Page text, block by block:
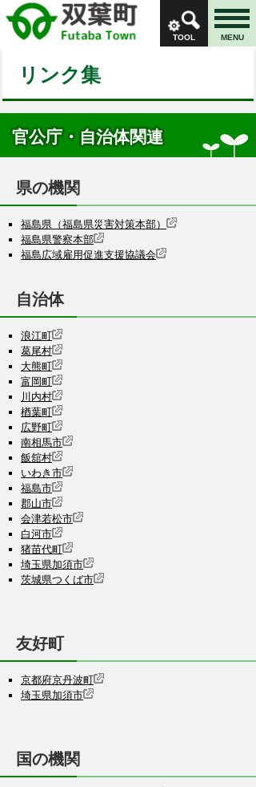
TOOL MENU
リンク集
官公庁・自治体関連
県の機関
福島県（福島県災害対策本部）
福島県警察本部
福島広域雇用促進支援協議会
自治体
浪江町
葛尾村
大熊町
富岡町
川内村
楢葉町
広野町
南相馬市
飯舘村
いわき市
福島市
郡山市
会津若松市
白河市
猪苗代町
埼玉県加須市
茨城県つくば市
友好町
京都府京丹波町
埼玉県加須市
国の機関